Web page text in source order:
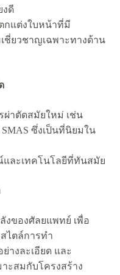
งดี
กแต่งใบหน้าที่มี
ชี่ยวชาญเฉพาะทางด้าน
าตัดสมัยใหม่ เช่น
SMAS ซึ่งเป็นที่นิยมใน
ละเทคโนโลยีที่ทันสมัย
งของศัลยแพทย์ เพื่อ
ไตล์การทำ
างละเอียด และ
ะสมกับโครงสร้าง